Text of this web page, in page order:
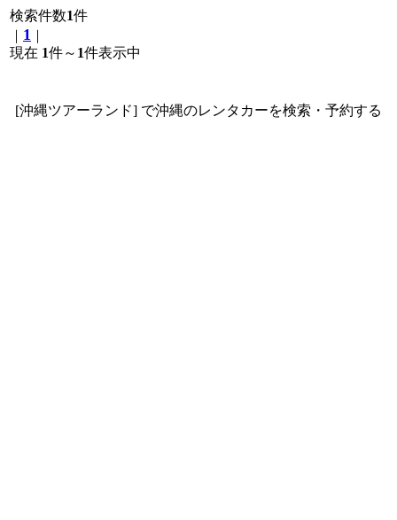
検索件数1件
1
現在 1件～ 1件表示中
[沖縄ツアーランド] で沖縄のレンタカーを検索・予約する